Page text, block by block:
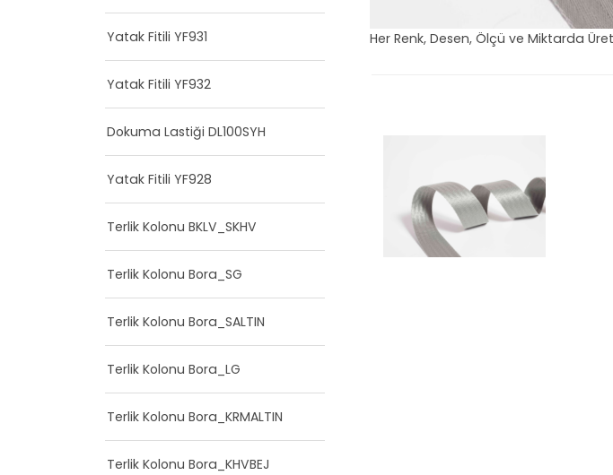
Her Renk, Desen, Ölçü ve Miktarda
Yatak Fitili YF931
Yatak Fitili YF932
Dokuma Lastiği DL100SYH
Yatak Fitili YF928
Terlik Kolonu BKLV_SKHV
Terlik Kolonu Bora_SG
Terlik Kolonu Bora_SALTIN
Terlik Kolonu Bora_LG
Terlik Kolonu Bora_KRMALTIN
Terlik Kolonu Bora_KHVBEJ